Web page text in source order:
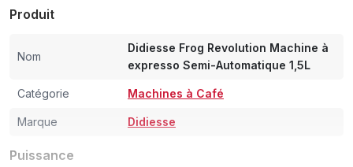
Produit
Nom
Didiesse Frog Revolution Machine à
expresso Semi-Automatique 1,5L
Catégorie Machines à Café
Marque Didiesse
Puissance